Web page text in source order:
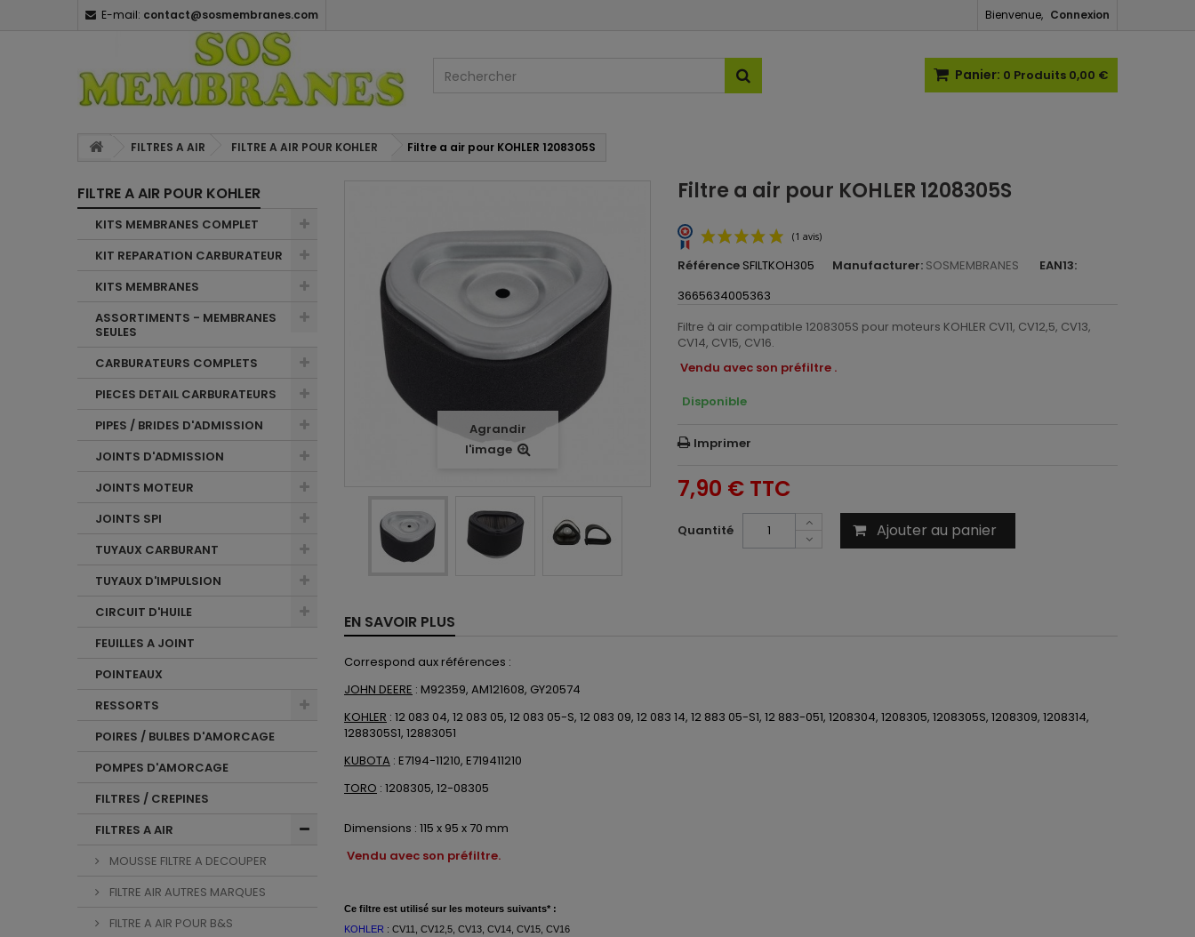
Bienvenue, Connexion
E-mail: contact@sosmembranes.com
Panier: 0 Produits 0,00 €
FILTRES A AIR FILTRE A AIR POUR KOHLER Filtre a air pour KOHLER 1208305S
FILTRE A AIR POUR KOHLER
KITS MEMBRANES COMPLET
KIT REPARATION CARBURATEUR
KITS MEMBRANES
ASSORTIMENTS - MEMBRANES
SEULES
CARBURATEURS COMPLETS
PIECES DETAIL CARBURATEURS
PIPES / BRIDES D'ADMISSION
JOINTS D'ADMISSION
JOINTS MOTEUR
JOINTS SPI
TUYAUX CARBURANT
TUYAUX D'IMPULSION
CIRCUIT D'HUILE
FEUILLES A JOINT
POINTEAUX
RESSORTS
POIRES / BULBES D'AMORCAGE
POMPES D'AMORCAGE
FILTRES / CREPINES
FILTRES A AIR
MOUSSE FILTRE A DECOUPER
FILTRE AIR AUTRES MARQUES
FILTRE A AIR POUR B&S
Agrandir
l'image
Filtre a air pour KOHLER 1208305S
Référence SFILTKOH305 Manufacturer: SOSMEMBRANES
EAN13:
3665634005363
Filtre à air compatible 1208305S pour moteurs KOHLER CV11, CV12,5, CV13,
CV14, CV15, CV16.
Vendu avec son préfiltre .
Disponible
Imprimer
7,90 € TTC
Quantité Ajouter au panier
EN SAVOIR PLUS
Correspond aux références :
JOHN DEERE : M92359, AM121608, GY20574
KOHLER : 12 083 04, 12 083 05, 12 083 05-S, 12 083 09, 12 083 14, 12 883 05-S1, 12 883-051, 1208304, 1208305, 1208305S, 1208309, 1208314,
1288305S1, 12883051
KUBOTA : E7194-11210, E719411210
TORO : 1208305, 12-08305
Dimensions : 115 x 95 x 70 mm
Vendu avec son préfiltre.
Ce filtre est utilisé sur les moteurs suivants* :
KOHLER : CV11, CV12,5, CV13, CV14, CV15, CV16